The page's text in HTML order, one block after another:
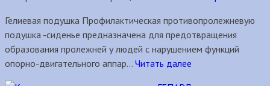
Гелиевая подушка Профилактическая противопролежневую
подушка -сиденье предназначена для предотвращения
образования пролежней у людей с нарушением функций
опорно-двигательного аппар... Читать далее